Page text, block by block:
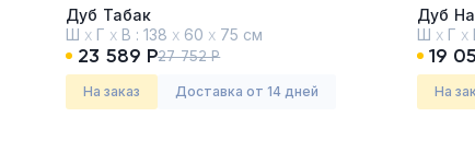
Дуб Табак
Ш х Г х В : 138 х 60 х 75 см
23 589 Р27 752 Р
На заказ Доставка от 14 дней
Дуб
Ш х Г х
19
На